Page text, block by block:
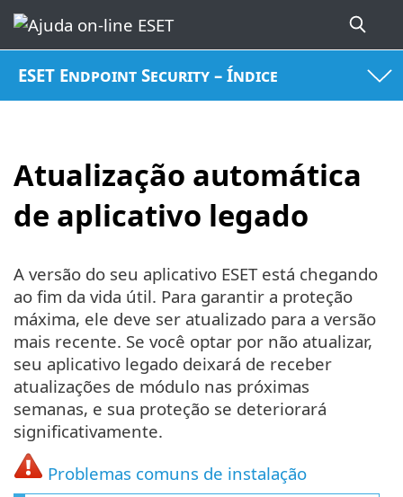
ESET Endpoint Security – Índice
Atualização automática
de aplicativo legado
A versão do seu aplicativo ESET está chegando
ao fim da vida útil. Para garantir a proteção
máxima, ele deve ser atualizado para a versão
mais recente. Se você optar por não atualizar,
seu aplicativo legado deixará de receber
atualizações de módulo nas próximas
semanas, e sua proteção se deteriorará
significativamente.
Problemas comuns de instalação